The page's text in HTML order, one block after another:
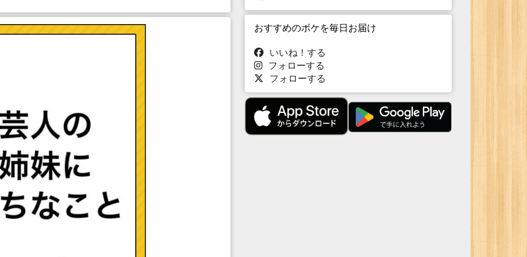
おすすめのボケを毎日お届け
いいね！する
フォローする
フォローする